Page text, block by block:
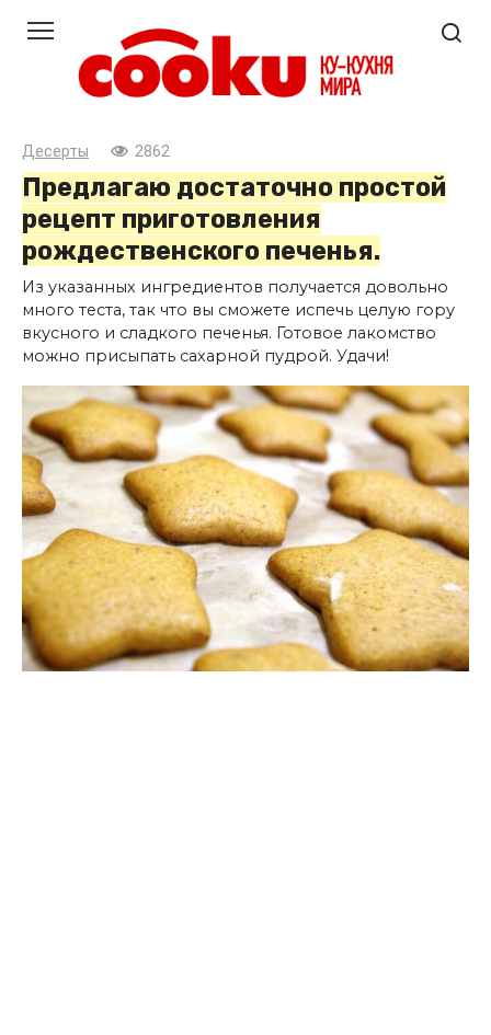
контенту
Десерты 2862
Предлагаю достаточно простой
рецепт приготовления
рождественского печенья.
Из указанных ингредиентов получается довольно
много теста, так что вы сможете испечь целую гору
вкусного и сладкого печенья. Готовое лакомство
можно присыпать сахарной пудрой. Удачи!